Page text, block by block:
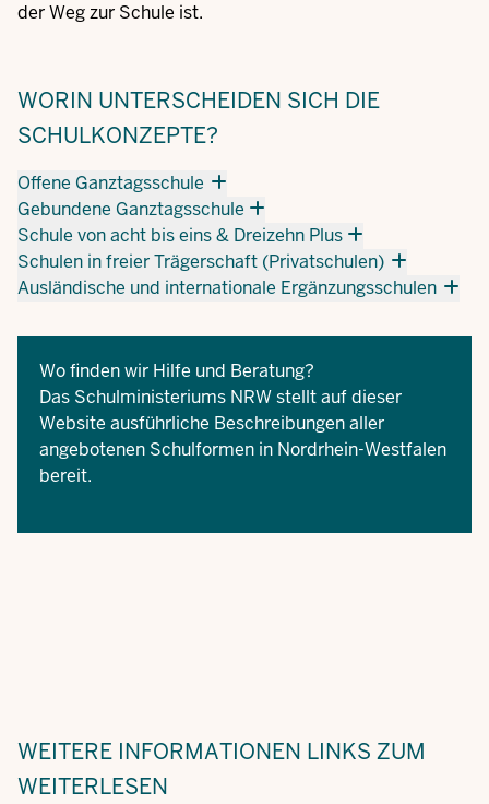
der Weg zur Schule ist.
WORIN UNTERSCHEIDEN SICH DIE
SCHULKONZEPTE?
Offene Ganztagsschule
Gebundene Ganztagsschule
Schule von acht bis eins & Dreizehn Plus
Schulen in freier Trägerschaft (Privatschulen)
Ausländische und internationale Ergänzungsschulen
Wo finden wir Hilfe und Beratung?
Das Schulministeriums NRW stellt auf dieser
Website ausführliche Beschreibungen aller
angebotenen Schulformen in Nordrhein-Westfalen
bereit.
WEITERE INFORMATIONEN LINKS ZUM
WEITERLESEN